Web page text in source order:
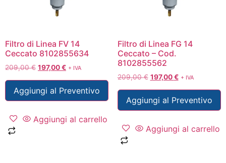
Filtro di Linea FV 14
Ceccato 8102855634
209,00€ 197,00€ + IVA
Aggiungi al Preventivo
Aggiungi al carrello
Filtro di Linea FG 14
Ceccato – Cod.
8102855562
209,00€ 197,00€ + IVA
Aggiungi al Preventivo
Aggiungi al carrello